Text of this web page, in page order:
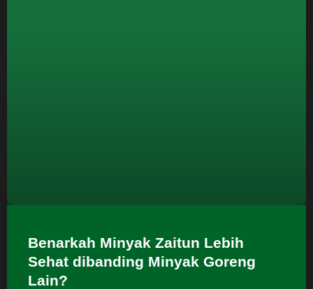
Benarkah Minyak Zaitun Lebih
Sehat dibanding Minyak Goreng
Lain?